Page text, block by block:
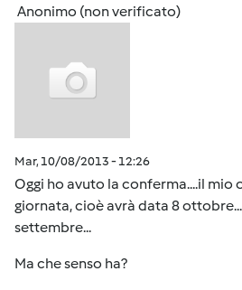
Anonimo (non verificato)
Mar, 10/08/2013 - 12:26
Oggi ho avuto la conferma....il mio
giornata, cioè avrà data 8
settembre...
Ma che senso ha?